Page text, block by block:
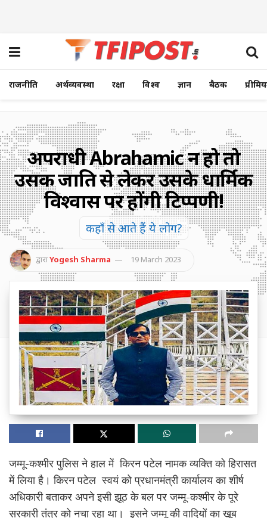
राजनीति अर्थव्यवस्था रक्षा विश्व ज्ञान बैठक
अपराधी Abrahamic न हो तो
उसकी जाति से लेकर उसके धार्मिक
विश्वास पर होंगी टिप्पणी!
कहाँ से आते हैं ये लोग?
द्वाराYogesh Sharma 19 March 2023
जम्मू-कश्मीर पुलिस ने हाल में किरन पटेल नामक व्यक्ति को हिरासत
में लिया है। किरन पटेल स्वयं को प्रधानमंत्री कार्यालय का शीर्ष
अधिकारी बताकर अपने इसी झूठ के बल पर जम्मू-कश्मीर के पूरे
सरकारी तंत्र को नचा रहा था। इसने जम्मू की वादियों का खूब